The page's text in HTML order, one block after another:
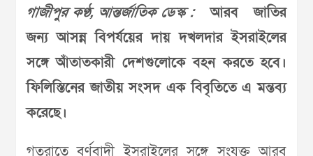
গাজীপুর কণ্ঠ, আন্তর্জাতিক ডেস্ক :আরব জাতির
জন্য আসন্ন বিপর্যয়ের দায় দখলদার ইসরাইলের
সঙ্গে আঁতাতকারী দেশগুলোকে বহন করতে হবে।
ফিলিস্তিনের জাতীয় সংসদ এক বিবৃতিতে এ মন্তব্য
করেছে।
গতরাতে বর্ণবাদী ইসরাইলের সঙ্গে সংযুক্ত আরব